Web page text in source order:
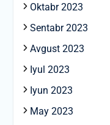
Oktabr 2023
Sentabr 2023
Avgust 2023
Iyul 2023
Iyun 2023
May 2023